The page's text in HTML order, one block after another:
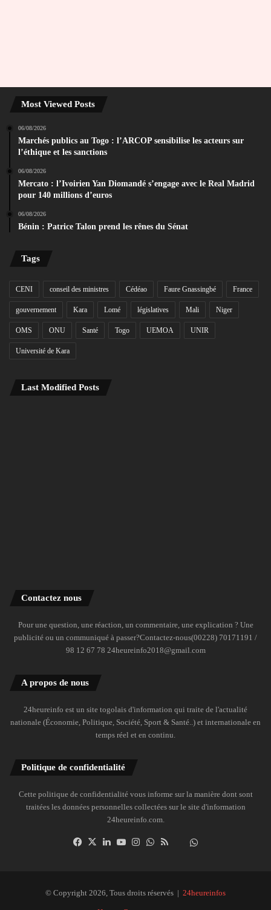
Most Viewed Posts
06/08/2026
Marchés publics au Togo : l’ARCOP sensibilise les acteurs sur
l’éthique et les sanctions
06/08/2026
Mercato : l’Ivoirien Yan Diomandé s’engage avec le Real Madrid
pour 140 millions d’euros
06/08/2026
Bénin : Patrice Talon prend les rênes du Sénat
Tags
CENI conseil des ministres Cédéao Faure Gnassingbé France
gouvernement Kara Lomé législatives Mali Niger
OMS ONU Santé Togo UEMOA UNIR
Université de Kara
Last Modified Posts
Contactez nous
Pour une question, une réaction, un commentaire, une explication ? Une
publicité ou un communiqué à passer?Contactez-nous(00228) 70171191 /
98 12 67 78 24heureinfo2018@gmail.com
A propos de nous
24heureinfo est un site togolais d'information qui traite de l'actualité
nationale (Économie, Politique, Société, Sport & Santé..) et internationale en
temps réel et en continu.
Politique de confidentialité
Cette politique de confidentialité vous informe sur la manière dont sont
traitées les données personnelles collectées sur le site d'information
24heureinfo.com.
Facebook
X LinkedinYouTubeInstagramWhatsAppDailymotion
© Copyright 2026, Tous droits réservés | 24heureinfos